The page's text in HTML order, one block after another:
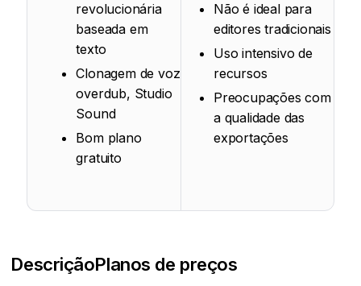
revolucionária
baseada em
texto
Clonagem de voz
overdub, Studio
Sound
Bom plano
gratuito
Não é ideal para
editores tradicionais
Uso intensivo de
recursos
Preocupações com
a qualidade das
exportações
DescriçãoPlanos de preços